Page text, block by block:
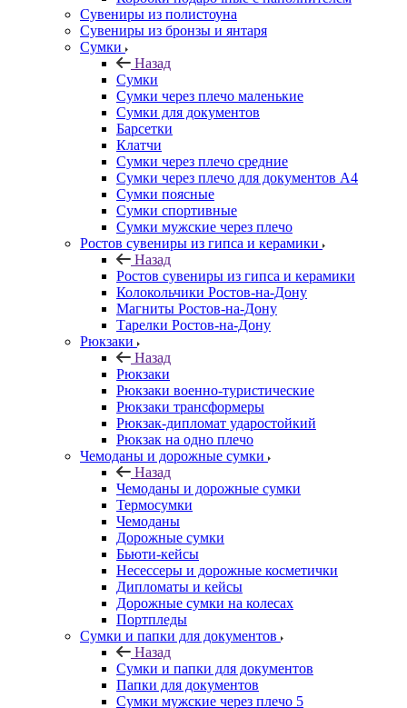
Сувениры из полистоуна
Сувениры из бронзы и янтаря
Сумки
Назад
Сумки
Сумки через плечо маленькие
Сумки для документов
Барсетки
Клатчи
Сумки через плечо средние
Сумки через плечо для документов А4
Сумки поясные
Сумки спортивные
Сумки мужские через плечо
Ростов сувениры из гипса и керамики
Назад
Ростов сувениры из гипса и керамики
Колокольчики Ростов-на-Дону
Магниты Ростов-на-Дону
Тарелки Ростов-на-Дону
Рюкзаки
Назад
Рюкзаки
Рюкзаки военно-туристические
Рюкзаки трансформеры
Рюкзак-дипломат ударостойкий
Рюкзак на одно плечо
Чемоданы и дорожные сумки
Назад
Чемоданы и дорожные сумки
Термосумки
Чемоданы
Дорожные сумки
Бьюти-кейсы
Несессеры и дорожные косметички
Дипломаты и кейсы
Дорожные сумки на колесах
Портпледы
Сумки и папки для документов
Назад
Сумки и папки для документов
Папки для документов
Сумки мужские через плечо 5